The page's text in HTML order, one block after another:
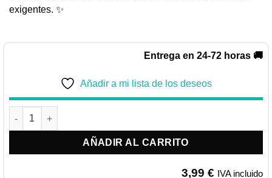
exigentes. ✨
Entrega en 24-72 horas 🚚
Añadir a mi lista de los deseos
NATURES VARIETY BITES IN GRAVY | BOCADITOS EN SALSA
AÑADIR AL CARRITO
3,99 € IVA incluido